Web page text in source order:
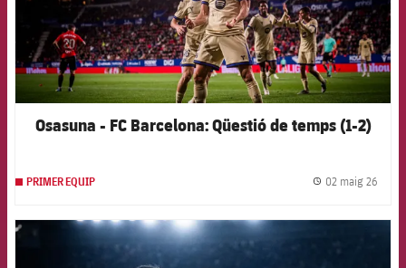
Osasuna - FC Barcelona: Qüestió de temps (1-2)
PRIMER EQUIP 02 maig 26
FCB Barcelona badge